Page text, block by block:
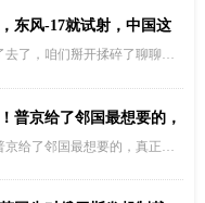
。联合反潜，这个俄罗斯玩
东风-17就试射，中国这
了，咱们掰开揉碎了聊聊，
三道阵的命门上。就在这三
咱们解放军的舰艇编队，直截
方方地抵近对方演习区域，
普京给了邻国最想要的，
给了邻国最想要的，真正慌